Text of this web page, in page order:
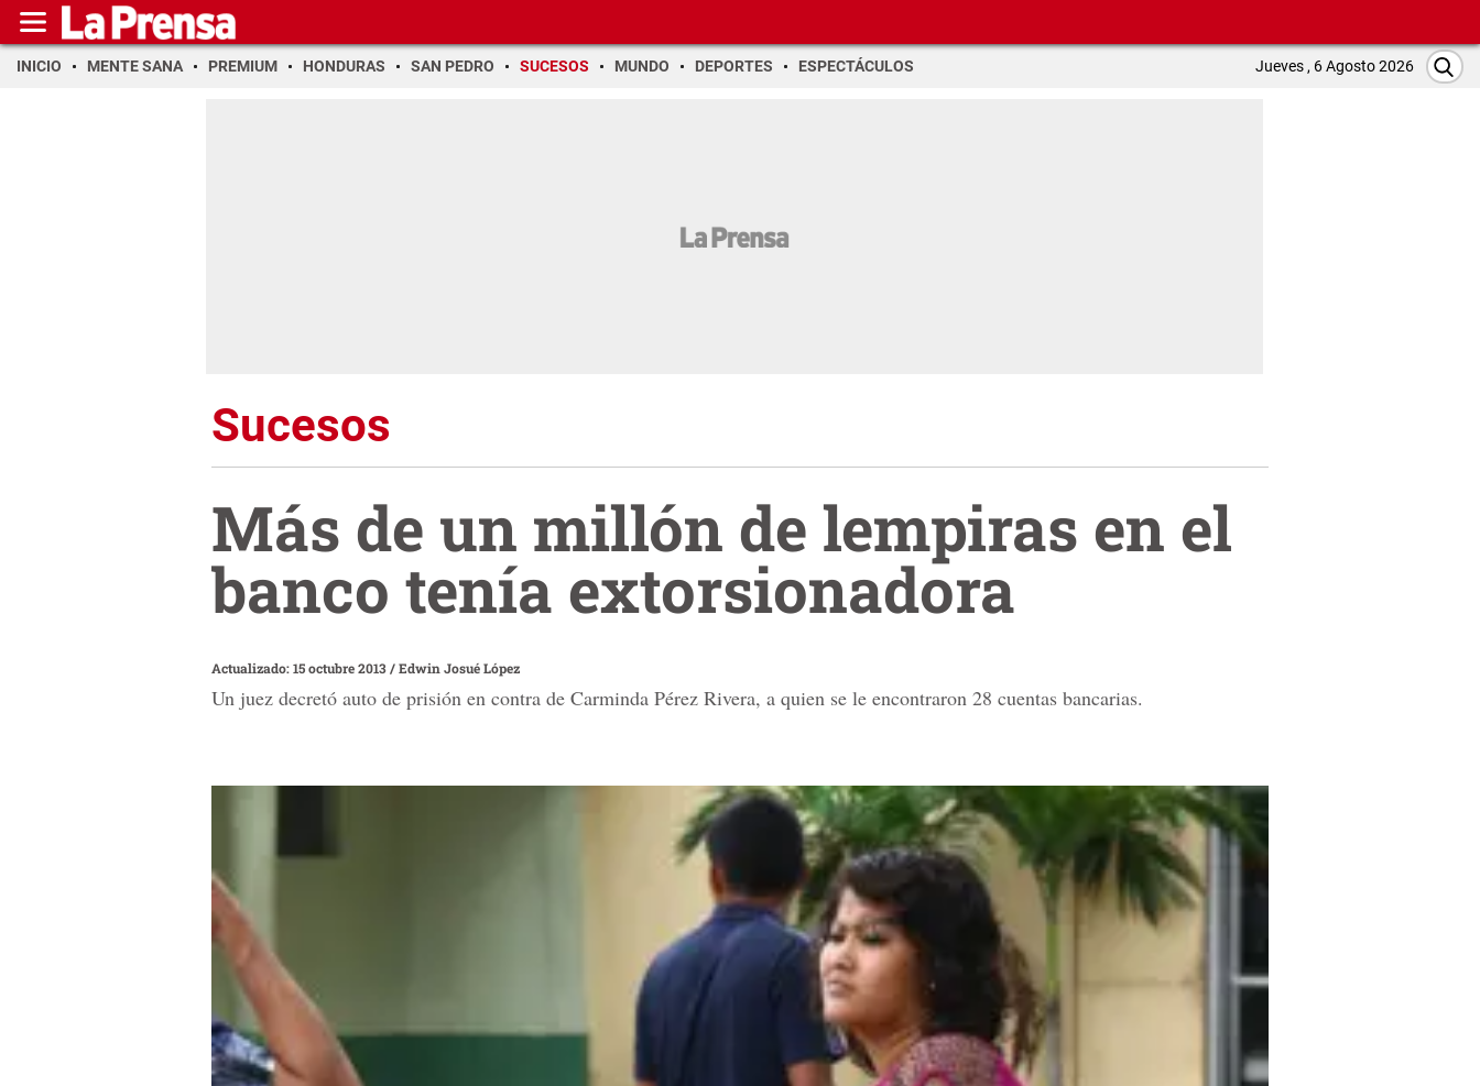
INICIO MENTE SANA PREMIUM HONDURAS SAN PEDRO SUCESOS MUNDO DEPORTES ESPECTÁCULOS Jueves , 6 Agosto 2026
Sucesos
Más de un millón de lempiras en el
banco tenía extorsionadora
Actualizado: 15 octubre 2013/Edwin Josué López
Un juez decretó auto de prisión en contra de Carminda Pérez Rivera, a quien se le encontraron 28 cuentas bancarias.